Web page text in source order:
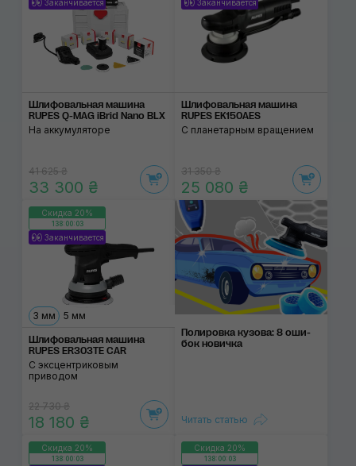
Заканчивается
Шлифовальная машина
RUPES Q-MAG iBrid Nano BLX
На аккумуляторе
41 625 ₴
33 300 ₴
Заканчивается
Шлифовальная машина
RUPES EK150AES
С планетарным вращением
31 350 ₴
25 080 ₴
Скидка 20%
138:00:02
Заканчивается
3 мм 5 мм
Шлифовальная машина
RUPES ER303TE CAR
С эксцентриковым
приводом
22 730 ₴
18 180 ₴
Полировка ку­зова: 8 оши­
бок нови­чка
Читать статью
Скидка 20%
138:00:02
Скидка 20%
138:00:02